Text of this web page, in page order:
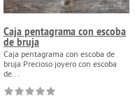
Caja pentagrama con escoba
de bruja
Caja pentagrama con escoba de
bruja Precioso joyero con escoba
de...